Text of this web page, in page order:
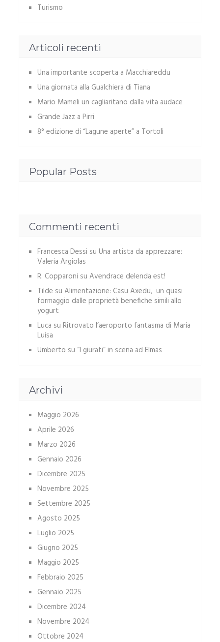
Turismo
Articoli recenti
Una importante scoperta a Macchiareddu
Una giornata alla Gualchiera di Tiana
Mario Mameli un cagliaritano dalla vita audace
Grande Jazz a Pirri
8° edizione di “Lagune aperte” a Tortolì
Popular Posts
Commenti recenti
Francesca Dessi su Una artista da apprezzare:
Valeria Argiolas
R. Copparoni su Avendrace delenda est!
Tilde su Alimentazione: Casu Axedu, un quasi
formaggio dalle proprietà benefiche simili allo
yogurt
Luca su Ritrovato l’aeroporto fantasma di Maria
Luisa
Umberto su “I giurati” in scena ad Elmas
Archivi
Maggio 2026
Aprile 2026
Marzo 2026
Gennaio 2026
Dicembre 2025
Novembre 2025
Settembre 2025
Agosto 2025
Luglio 2025
Giugno 2025
Maggio 2025
Febbraio 2025
Gennaio 2025
Dicembre 2024
Novembre 2024
Ottobre 2024